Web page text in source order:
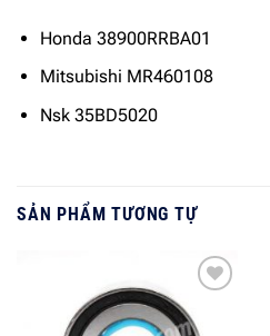
Honda 38900RRBA01
Mitsubishi MR460108
Nsk 35BD5020
SẢN PHẨM TƯƠNG TỰ